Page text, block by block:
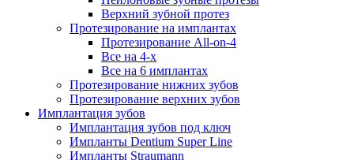
Верхний зубной протез
Протезирование на имплантах
Протезирование All-on-4
Все на 4-х
Все на 6 имплантах
Протезирование нижних зубов
Протезирование верхних зубов
Имплантация зубов
Имплантация зубов под ключ
Импланты Dentium Super Line
Импланты Straumann